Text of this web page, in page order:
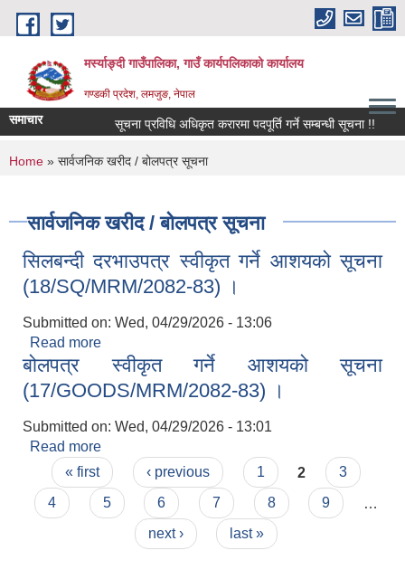
Skip to main content
मर्स्याङ्दी गाउँपालिका, गाउँ कार्यपलिकाको कार्यालय
गण्डकी प्रदेश, लमजुङ, नेपाल
समाचार सूचना प्रविधि अधिकृत करारमा पदपूर्ति गर्ने सम्बन्धी सूचना !!
You are here
Home » सार्वजनिक खरीद / बोलपत्र सूचना
सार्वजनिक खरीद / बोलपत्र सूचना
सिलबन्दी दरभाउपत्र स्वीकृत गर्ने आशयको सूचना
(18/SQ/MRM/2082-83) ।
Submitted on: Wed, 04/29/2026 - 13:06
Read more
(18/SQ/MRM/2082-83) ।
बोलपत्र स्वीकृत गर्ने आशयको सूचना
(17/GOODS/MRM/2082-83) ।
Submitted on: Wed, 04/29/2026 - 13:01
Read more
(17/GOODS/MRM/2082-83) ।
Pages
« first ‹ previous 1 2
3
4
5 6 7 8 9
next ›
last »